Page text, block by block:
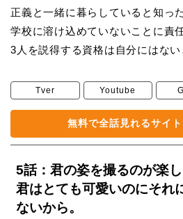
正義と一緒に暮らしていると知っ
学校に溶け込めていないことに責
3人を説得する資格は自分にはな
Tver Youtube
無料で全話見れるサイト
5話：君の姿を撮るのが楽
君はとても可愛いのにそれ
ないから。